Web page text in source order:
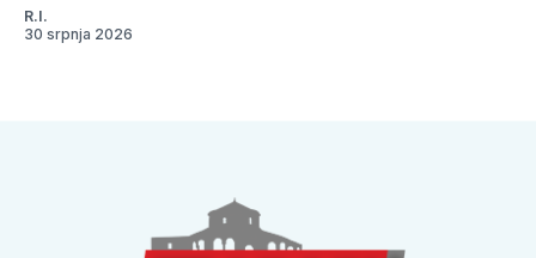
R.I.
30 srpnja 2026